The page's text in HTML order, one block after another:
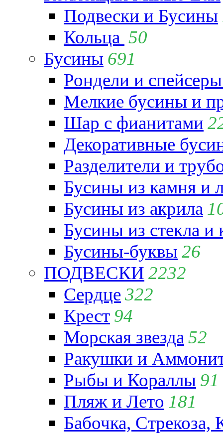
Подвески и Бусины
Кольца 50
Бусины 691
Рондели и
Мелкие бусины и
Шар с фианитами
Декоративные
Разделители и
Бусины из камня и
Бусины из акрила
Бусины из стекла и
Бусины-буквы 26
ПОДВЕСКИ 2232
Сердце322
Крест 94
Морская звезда 52
Ракушки и
Рыбы и Кораллы 91
Пляж и Лето 181
Бабочка,